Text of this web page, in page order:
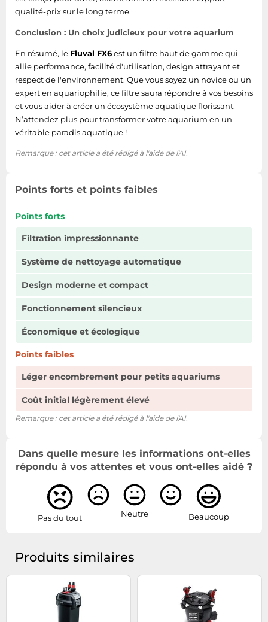
qualité-prix sur le long terme.
Conclusion : Un choix judicieux pour votre aquarium
En résumé, le Fluval FX6est un filtre haut de gamme qui
allie performance, facilité d'utilisation, design attrayant et
respect de l'environnement. Que vous soyez un novice ou un
expert en aquariophilie, ce filtre saura répondre à vos besoins
et vous aider à créer un écosystème aquatique florissant.
N’attendez plus pour transformer votre aquarium en un
véritable paradis aquatique !
Remarque : cet article a été rédigé à l'aide de l'AI.
Points forts et points faibles
Points forts
Filtration impressionnante
Système de nettoyage automatique
Design moderne et compact
Fonctionnement silencieux
Économique et écologique
Points faibles
Léger encombrement pour petits aquariums
Coût initial légèrement élevé
Remarque : cet article a été rédigé à l'aide de l'AI.
Dans quelle mesure les informations ont-elles
répondu à vos attentes et vous ont-elles aidé ?
Pas du tout Neutre Beaucoup
Produits similaires